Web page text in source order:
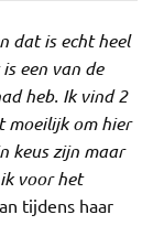
dat is echt heel
een van de
heb. Ik vind 2
moeilijk om hier
keus zijn maar
voor het
tijdens haar